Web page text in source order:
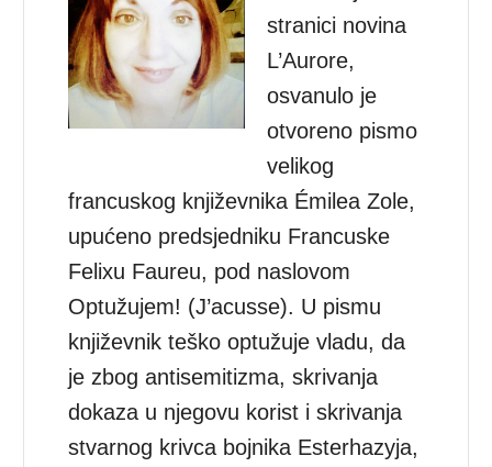
stranici novina
L’Aurore,
osvanulo je
otvoreno pismo
velikog
francuskog književnika Émilea Zole,
upućeno predsjedniku Francuske
Felixu Faureu, pod naslovom
Optužujem! (J’acusse). U pismu
književnik teško optužuje vladu, da
je zbog antisemitizma, skrivanja
dokaza u njegovu korist i skrivanja
stvarnog krivca bojnika Esterhazyja,